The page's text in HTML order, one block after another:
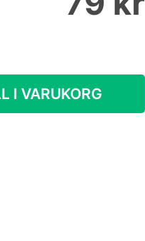
I VARUKORG